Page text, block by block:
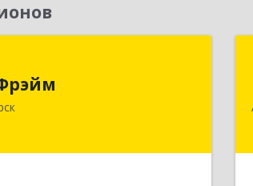
г, Батурина ул, дом № 32,